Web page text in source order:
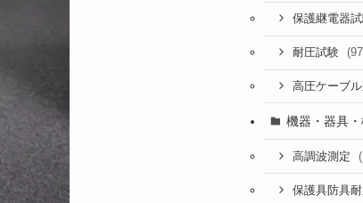
保護継電器
耐圧試験
高圧ケーブ
機器・器具
高調波測定
保護具防具